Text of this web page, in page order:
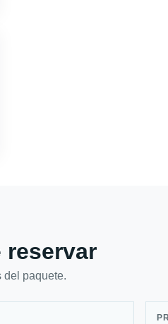
reservar
del paquete.